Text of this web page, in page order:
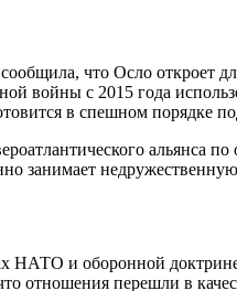
что Осло
войны с 2015 года
в спешном порядке
альянса
занимает
НАТО и оборонной
отношения перешли в